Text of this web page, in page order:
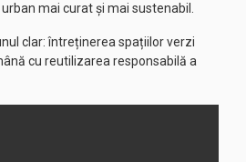
mai curat și mai sustenabil.
clar: întreținerea spațiilor verzi
cu reutilizarea responsabilă a